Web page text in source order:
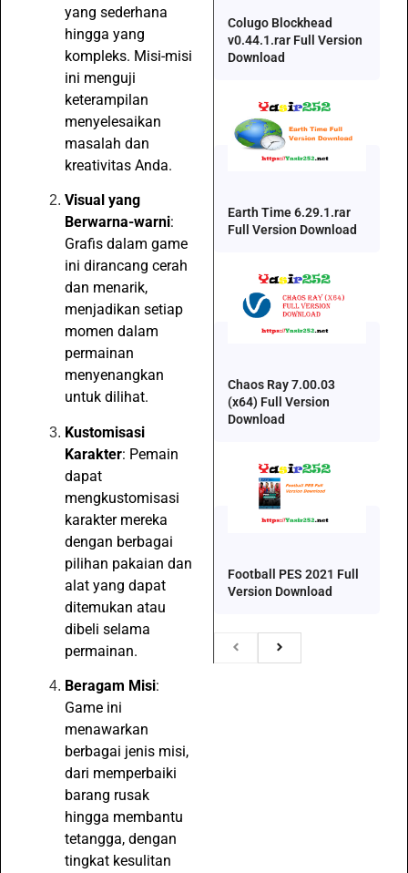
yang sederhana
hingga yang
kompleks. Misi-misi
ini menguji
keterampilan
menyelesaikan
masalah dan
kreativitas Anda.
Visual yang
Berwarna-warni:
Grafis dalam game
ini dirancang cerah
dan menarik,
menjadikan setiap
momen dalam
permainan
menyenangkan
untuk dilihat.
Kustomisasi
Karakter: Pemain
dapat
mengkustomisasi
karakter mereka
dengan berbagai
pilihan pakaian dan
alat yang dapat
ditemukan atau
dibeli selama
permainan.
Beragam Misi:
Game ini
menawarkan
berbagai jenis misi,
dari memperbaiki
barang rusak
hingga membantu
tetangga, dengan
tingkat kesulitan
Colugo Blockhead
v0.44.1.rar Full Version
Download
Earth Time 6.29.1.rar
Full Version Download
Chaos Ray 7.00.03
(x64) Full Version
Download
Football PES 2021 Full
Version Download